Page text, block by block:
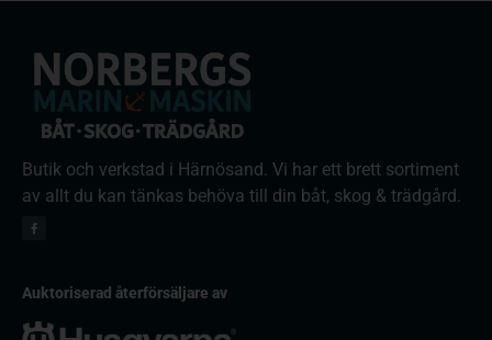
Butik och verkstad i Härnösand. Vi har ett brett sortiment
av allt du kan tänkas behöva till din båt, skog & trädgård.
Auktoriserad återförsäljare av